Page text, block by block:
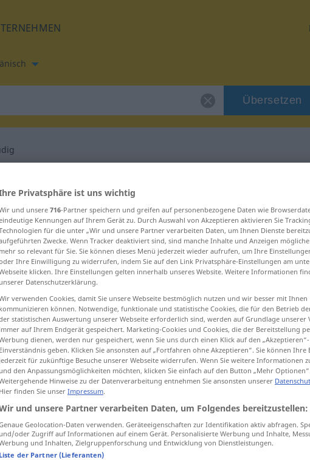
Übersetzen
für "räudig"
antippen)
räudig
Privatsphäre ist uns wichtig
und unsere 716-Partner speichern und greifen auf personenbezogene Daten wie
Kennungen auf Ihrem Gerät zu. Durch Auswahl von Akzeptieren aktivieren Sie
für die unter „Wir und unsere Partner verarbeiten Daten, um Ihnen Dienste
Zwecke. Wenn Tracker deaktiviert sind, sind manche Inhalte und Anzeigen
mehr so relevant für Sie. Sie können dieses Menü jederzeit wieder aufrufen, um Ihre
Ihre Einwilligung zu widerrufen, indem Sie auf den Link Privatsphäre-Einstellungen am
klicken. Ihre Einstellungen gelten innerhalb unseres Website. Weitere Informationen
unserer Datenschutzerklärung.
verwenden Cookies, damit Sie unsere Webseite bestmöglich nutzen und wir besser mit Ihnen
kommunizieren können. Notwendige, funktionale und statistische Cookies, die für den Betrieb
statistischen Auswertung unserer Webseite erforderlich sind, werden auf Grundlage unserer
immer auf Ihrem Endgerät gespeichert. Marketing-Cookies und Cookies, die der Bereitstellung
dienen, werden nur gespeichert, wenn Sie uns durch einen Klick auf den
Einverständnis geben. Klicken Sie ansonsten auf „Fortfahren ohne Akzeptieren“. Sie können
jederzeit für zukünftige Besuche unserer Webseite widerrufen. Wenn Sie weitere Informationen
und den Anpassungsmöglichkeiten möchten, klicken Sie einfach auf den Button „Mehr
Hinweise zu der Datenverarbeitung entnehmen Sie ansonsten unserer
Hier finden Sie unser Impressum.
und unsere Partner verarbeiten Daten, um Folgendes bereitzustellen:
Geolocation-Daten verwenden. Geräteeigenschaften zur Identifikation aktiv abfragen.
und/oder Zugriff auf Informationen auf einem Gerät. Personalisierte Werbung und Inhalte,
und Inhalten, Zielgruppenforschung und Entwicklung von Dienstleistungen.
Liste der Partner (Lieferanten)